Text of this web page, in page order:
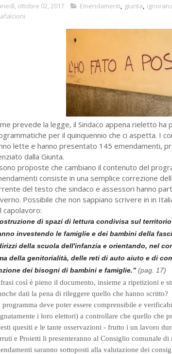
ottobre 02, 2017 Emendamenti, giunta,
prevede la legge, il Sindaco appena rieletto ha
per il quinquennio che ci aspetta. I
lette e hanno presentato 145 emendamenti,
dalla Giunta.
proposte che cambiano il contenuto del
consiste in una semplice correzione
del testo che sindaco e assessori hanno
Possibile che non sappiano scrivere in in
capolavoro:
di spazi di lettura condivisa sul
investendo le famiglie e dei bambini della
della scuola dell'infanzia e orientando, nel
della genitorialità, delle reti di auto aiuto e di
dei bisogni di bambini e famiglie.”(pag. 17)
così è pieno il documento, insieme a ripetizioni e
dati la pena di rileggere quello che hanno scritto?
programma deve poter essere comprensibile e
i loro elettori) a controllare che quello che
quesiti e le tante osservazioni - frutto i un lavoro
e Proietti li presenteranno al Consiglio comunale di
saranno sottoposti alla valutazione dei